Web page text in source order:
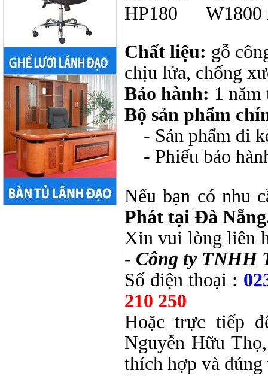
HP180
W1800
Chất liệu: gỗ
chịu lửa, chống
Bảo hành: 1 năm
Bộ sản phẩm
- Sản phẩm đi
- Phiếu bảo
Nếu bạn có nhu
Phát tại Đà
Xin vui lòng liên
- Công ty TNHH
Số điện thoại :
210 250
Hoặc trực tiếp
Nguyễn Hữu
thích hợp và